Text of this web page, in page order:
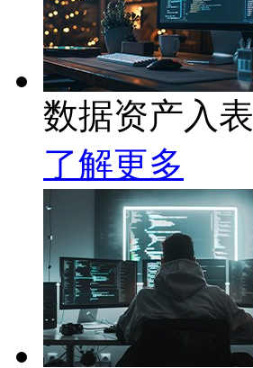
数据资产入表
了解更多